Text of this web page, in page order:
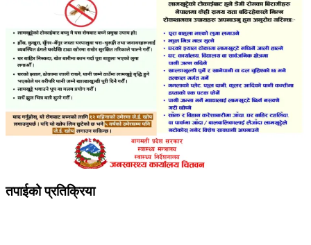
तपाईको प्रतिक्रिया